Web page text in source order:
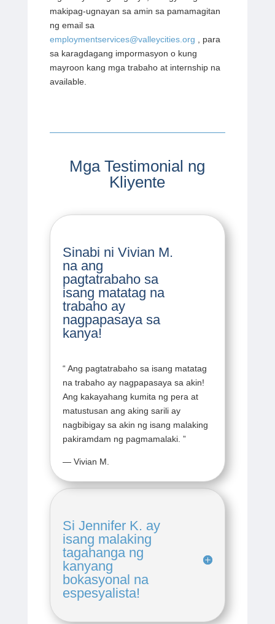
makipag-ugnayan sa amin sa pamamagitan
ng email sa
employmentservices@valleycities.org , para
sa karagdagang impormasyon o kung
mayroon kang mga trabaho at internship na
available.
Mga Testimonial ng
Kliyente
Sinabi ni Vivian M.
na ang
pagtatrabaho sa
isang matatag na
trabaho ay
nagpapasaya sa
kanya!
“ Ang pagtatrabaho sa isang matatag
na trabaho ay nagpapasaya sa akin!
Ang kakayahang kumita ng pera at
matustusan ang aking sarili ay
nagbibigay sa akin ng isang malaking
pakiramdam ng pagmamalaki. ”
— Vivian M.
Si Jennifer K. ay
isang malaking
tagahanga ng
kanyang
bokasyonal na
espesyalista!